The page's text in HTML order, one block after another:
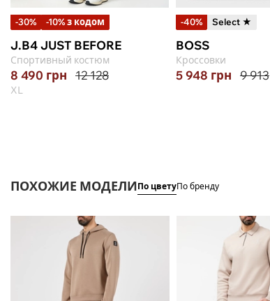
-30% -10% з кодом
J.B4 JUST BEFORE
Спортивный костюм
8 490 грн 12 128
XL
-40% Select ★
BOSS
Кроссовки
5 948 грн 9 913
ПОХОЖИЕ МОДЕЛИПо цветуПо бренду